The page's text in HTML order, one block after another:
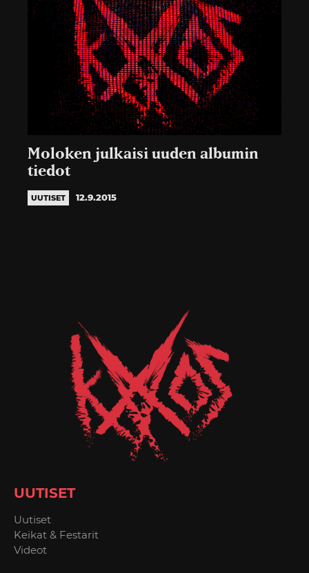
Moloken julkaisi uuden albumin
tiedot
UUTISET 12.9.2015
UUTISET
Uutiset
Keikat & Festarit
Videot